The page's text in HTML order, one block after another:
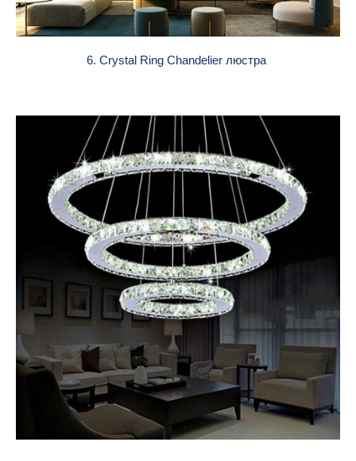
6. Crystal Ring Chandelier люстра